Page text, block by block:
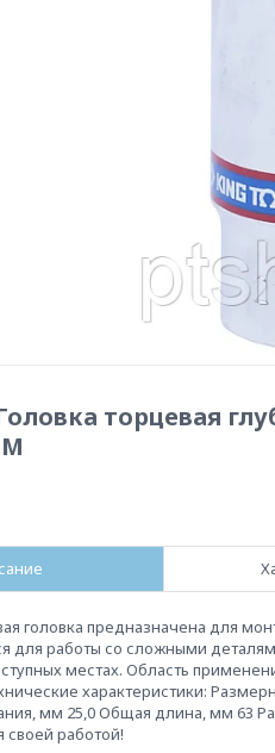
торцевая
головка предназначена для
для работы со сложными
местах. Область
характеристики:
мм 25,0 Общая длина, мм 63
своей работой!